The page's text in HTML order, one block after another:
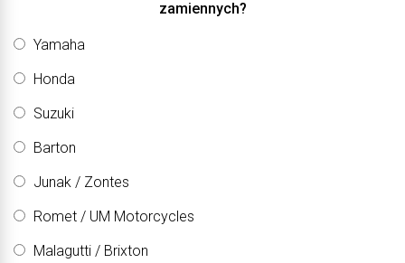
zamiennych?
Yamaha
Honda
Suzuki
Barton
Junak / Zontes
Romet / UM Motorcycles
Malagutti / Brixton